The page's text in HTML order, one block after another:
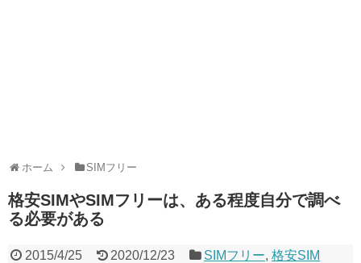
ホーム SIMフリー
格安SIMやSIMフリーは、ある程度自分で調べ
る必要がある
2015/4/25 2020/12/23 SIMフリー,格安SIM